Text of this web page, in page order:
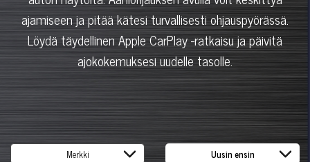
ajamiseen ja pitää kätesi turvallisesti ohjauspyörässä.
Löydä täydellinen Apple CarPlay -ratkaisu ja päivitä
ajokokemuksesi uudelle tasolle.